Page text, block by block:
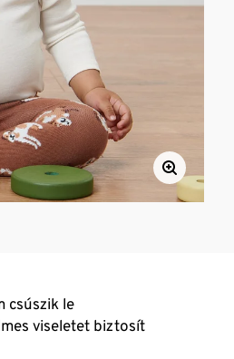
csúszik le
viseletet biztosít